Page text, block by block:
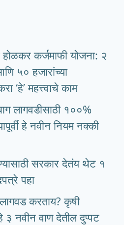
होळकर कर्जमाफी योजना: २
५० हजारांच्या
‘हे’ महत्त्वाचे काम
लागवडीसाठी १००%
हे नवीन नियम नक्की
सरकार देतंय थेट १
पहा
करताय? कृषी
३ नवीन वाण देतील दुप्पट